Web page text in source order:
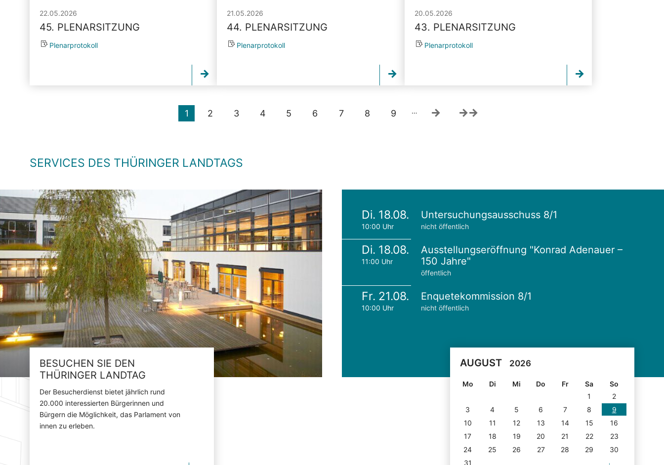
22.05.2026
45. PLENARSITZUNG
Plenarprotokoll
21.05.2026
44. PLENARSITZUNG
Plenarprotokoll
20.05.2026
43. PLENARSITZUNG
Plenarprotokoll
1 2 3 4 5 6 7 8 9 …
SERVICES DES THÜRINGER LANDTAGS
BESUCHEN SIE DEN
THÜRINGER LANDTAG
Der Besucherdienst bietet jährlich rund
20.000 interessierten Bürgerinnen und
Bürgern die Möglichkeit, das Parlament von
innen zu erleben.
Di. 18.08.
10:00 Uhr
Untersuchungsausschuss 8/1
nicht öffentlich
Di. 18.08.
11:00 Uhr
Ausstellungseröffnung "Konrad Adenauer –
150 Jahre"
öffentlich
Fr. 21.08.
10:00 Uhr
Enquetekommission 8/1
nicht öffentlich
AUGUST 2026
Mo Di Mi Do Fr Sa
So
1
2
3
4 5 6 7 8
9
10
11 12 13 14 15
16
17
18 19 20 21 22
23
24
25 26 27 28 29
30
31